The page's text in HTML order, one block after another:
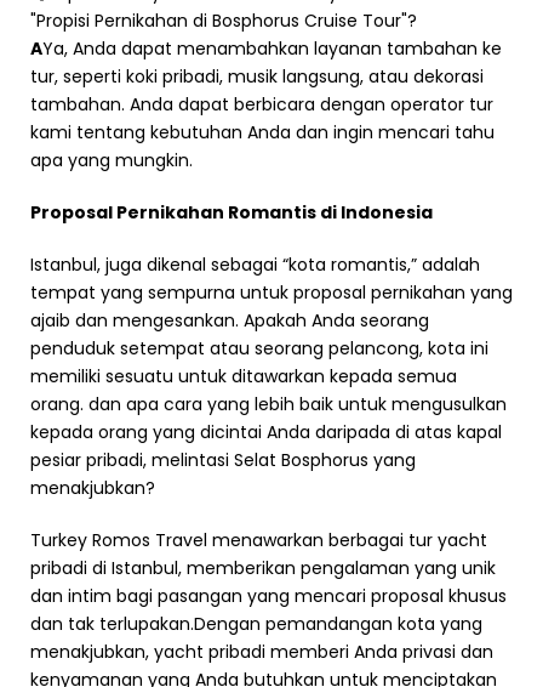
"Propisi Pernikahan di Bosphorus Cruise Tour"?
AYa, Anda dapat menambahkan layanan tambahan ke
tur, seperti koki pribadi, musik langsung, atau dekorasi
tambahan. Anda dapat berbicara dengan operator tur
kami tentang kebutuhan Anda dan ingin mencari tahu
apa yang mungkin.
Proposal Pernikahan Romantis di Indonesia
Istanbul, juga dikenal sebagai “kota romantis,” adalah
tempat yang sempurna untuk proposal pernikahan yang
ajaib dan mengesankan. Apakah Anda seorang
penduduk setempat atau seorang pelancong, kota ini
memiliki sesuatu untuk ditawarkan kepada semua
orang. dan apa cara yang lebih baik untuk mengusulkan
kepada orang yang dicintai Anda daripada di atas kapal
pesiar pribadi, melintasi Selat Bosphorus yang
menakjubkan?
Turkey Romos Travel menawarkan berbagai tur yacht
pribadi di Istanbul, memberikan pengalaman yang unik
dan intim bagi pasangan yang mencari proposal khusus
dan tak terlupakan.Dengan pemandangan kota yang
menakjubkan, yacht pribadi memberi Anda privasi dan
kenyamanan yang Anda butuhkan untuk menciptakan